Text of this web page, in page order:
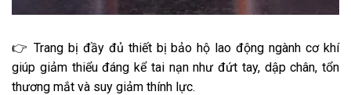
👉 Trang bị đầy đủ thiết bị bảo hộ lao động ngành cơ khí
giúp giảm thiểu đáng kể tai nạn như đứt tay, dập chân, tổn
thương mắt và suy giảm thính lực.